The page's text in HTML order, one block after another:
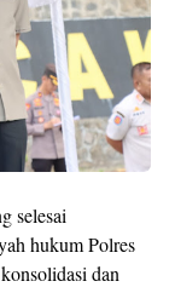
selesai
hukum Polres
dan